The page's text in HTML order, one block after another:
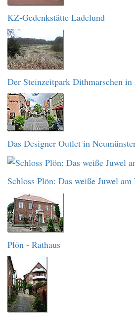
KZ-Gedenkstätte Ladelund
Der Steinzeitpark Dithmarschen
Das Designer Outlet in
Schloss Plön: Das weiße Juwel am
Plön - Rathaus